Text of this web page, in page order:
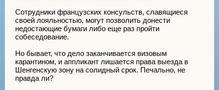
Сотрудники французских консульств, славящиеся
своей лояльностью, могут позволить донести
недостающие бумаги либо еще раз пройти
собеседование.
Но бывает, что дело заканчивается визовым
карантином, и аппликант лишается права выезда в
Шенгенскую зону на солидный срок. Печально, не
правда ли?